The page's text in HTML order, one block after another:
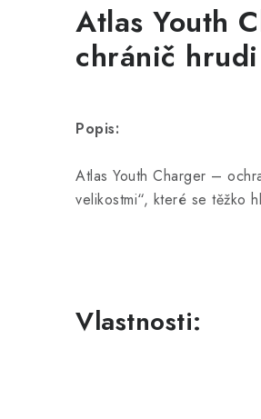
Atlas Youth
chránič hrudi
Popis:
Atlas Youth Charger –
velikostmi“, které se těžko
Vlastnosti: